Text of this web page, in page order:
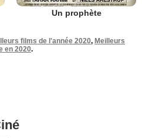
Un prophète
films de l'année 2020, Meilleurs
en 2020.